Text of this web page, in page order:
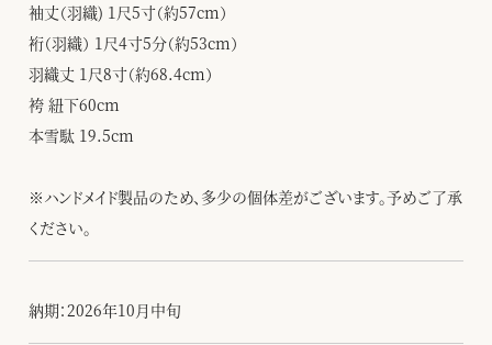
袖丈（羽織) 1尺5寸（約57cm）
裄（羽織） 1尺4寸5分（約53cm）
羽織丈 1尺8寸（約68.4cm）
袴 紐下60cm
本雪駄 19.5cm
※ハンドメイド製品のため、多少の個体差がございます。予めご了承
ください。
納期：2026年10月中旬